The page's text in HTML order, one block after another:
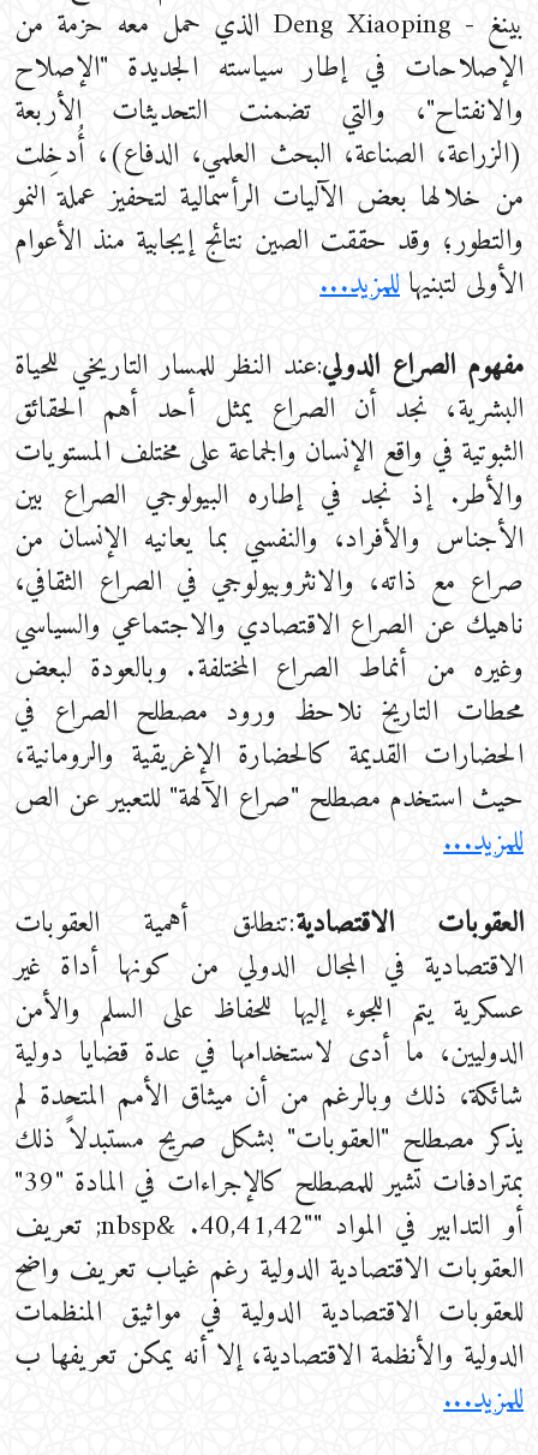
بينغ - Deng Xiaoping الذي حمل معه حزمة من
الإصلاحات في إطار سياسته الجديدة "الإصلاح
والانفتاح"، والتي تضمنت التحديثات الأربعة
(الزراعة، الصناعة، البحث العلمي، الدفاع)، أُدخِلت
من خلالها بعض الآليات الرأسمالية لتحفيز عملة النمو
والتطور؛ وقد حققت الصين نتائج إيجابية منذ الأعوام
الأولى لتبنيهاللمزيد...
مفهوم الصراع الدولي:عند النظر للمسار التاريخي للحياة
البشرية، نجد أن الصراع يمثل أحد أهم الحقائق
الثبوتية في واقع الإنسان والجماعة على مختلف المستويات
والأطر. إذ نجد في إطاره البيولوجي الصراع بين
الأجناس والأفراد، والنفسي بما يعانيه الإنسان من
صراع مع ذاته، والانثروبيولوجي في الصراع الثقافي،
ناهيك عن الصراع الاقتصادي والاجتماعي والسياسي
وغيره من أنماط الصراع المختلفة. وبالعودة لبعض
محطات التاريخ نلاحظ ورود مصطلح الصراع في
الحضارات القديمة كالحضارة الإغريقية والرومانية،
حيث استخدم مصطلح "صراع الآلهة" للتعبير عن الص
للمزيد...
العقوبات الاقتصادية:تنطلق أهمية العقوبات
الاقتصادية في المجال الدولي من كونها أداة غير
عسكرية يتم اللجوء إليها للحفاظ على السلم والأمن
الدوليين، ما أدى لاستخدامها في عدة قضايا دولية
شائكة، ذلك وبالرغم من أن ميثاق الأمم المتحدة لم
يذكر مصطلح "العقوبات" بشكل صريح مستبدلاً ذلك
بمترادفات تشير للمصطلح كالإجراءات في المادة "39"
أو التدابير في المواد ""40,41,42. &nbsp; تعريف
العقوبات الاقتصادية الدولية رغم غياب تعريف واضح
للعقوبات الاقتصادية الدولية في مواثيق المنظمات
الدولية والأنظمة الاقتصادية، إلا أنه يمكن تعريفها ب
للمزيد...